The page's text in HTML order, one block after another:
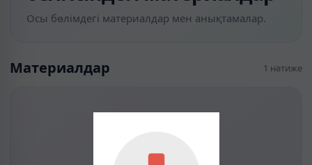
Осы бөлімдегі материалдар мен анықтамалар.
Материалдар 1 нәтиже